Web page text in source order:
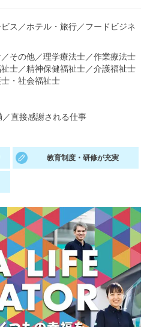
カウト お知らせ
お役立ち記事・相談室など
よくある質問
不明点があればこちら
ス ／ホテル・旅行／フードビジネ
／その他／理学療法士／作業療法士
士／精神保健福祉士／介護福祉士
・社会福祉士
／直接感謝される仕事
教育制度・研修が充実